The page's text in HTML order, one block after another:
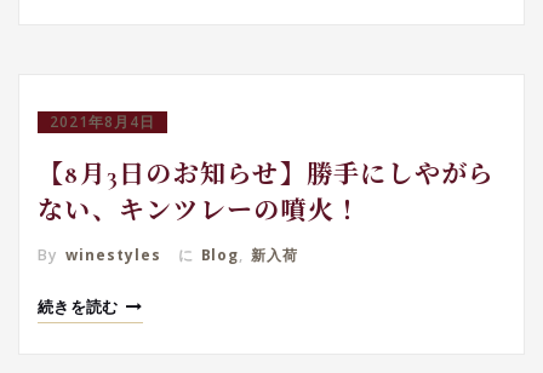
2021年8月4日
【8月3日のお知らせ】勝手にしやがら
ない、キンツレーの噴火！
By winestyles に Blog, 新入荷
続きを読む